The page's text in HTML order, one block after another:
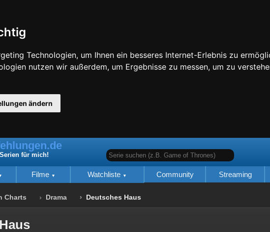
Technologien, um Ihnen ein besseres Internet-Erlebnis zu
nutzen wir außerdem, um Ergebnisse zu messen, um zu
ändern
Serie suchen (z.B. Game of Thrones)
für mich!
Filme Watchliste Community Streaming
Charts Drama Deutsches Haus